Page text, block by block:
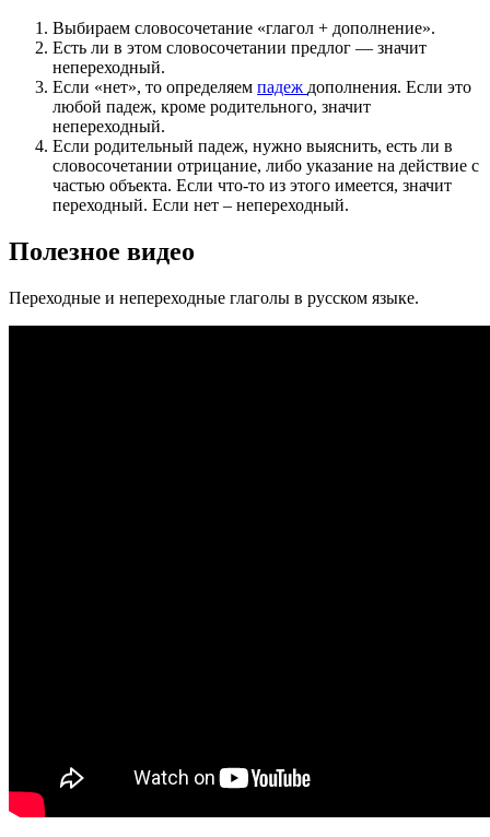
Выбираем словосочетание «глагол + дополнение».
Есть ли в этом словосочетании предлог — значит
непереходный.
Если «нет», то определяем падеж дополнения. Если это
любой падеж, кроме родительного, значит
непереходный.
Если родительный падеж, нужно выяснить, есть ли в
словосочетании отрицание, либо указание на действие с
частью объекта. Если что-то из этого имеется, значит
переходный. Если нет – непереходный.
Полезное видео
Переходные и непереходные глаголы в русском языке.